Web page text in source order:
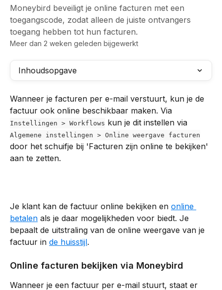
Moneybird beveiligt je online facturen met een
toegangscode, zodat alleen de juiste ontvangers
toegang hebben tot hun facturen.
Meer dan 2 weken geleden bijgewerkt
Inhoudsopgave
Wanneer je facturen per e-mail verstuurt, kun je de
factuur ook online beschikbaar maken. Via
Instellingen > Workflows kun je dit instellen via
Algemene instellingen > Online weergave facturen
door het schuifje bij 'Facturen zijn online te bekijken'
aan te zetten.
Je klant kan de factuur online bekijken en online
betalen als je daar mogelijkheden voor biedt. Je
bepaalt de uitstraling van de online weergave van je
factuur in de huisstijl.
Online facturen bekijken via Moneybird
Wanneer je een factuur per e-mail stuurt, staat er